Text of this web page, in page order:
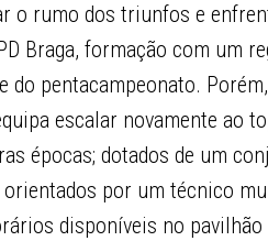
o rumo dos triunfos e
Braga, formação com um
do pentacampeonato.
escalar novamente ao
épocas; dotados de um
por um técnico
disponíveis no